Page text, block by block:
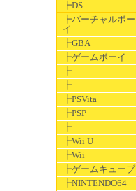
┣DS
┣バーチャルボー
イ
┣GBA
┣ゲームボーイ
┣
┣
┣PSVita
┣PSP
┣
┣Wii U
┣Wii
┣ゲームキューブ
┣NINTENDO64